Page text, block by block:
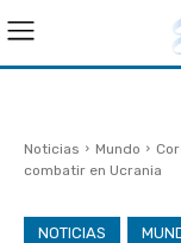
Noticias Mundo
combatir en Ucrania
NOTICIAS